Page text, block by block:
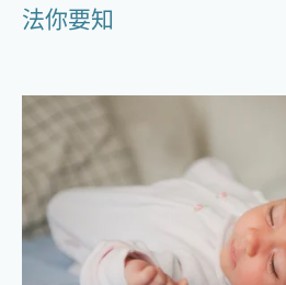
法你要知